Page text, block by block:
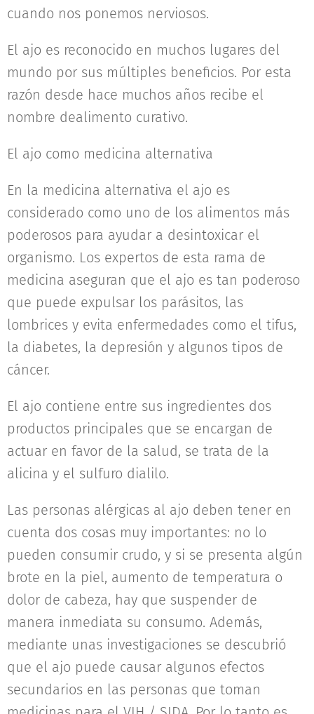
cuando nos ponemos nerviosos.
El ajo es reconocido en muchos lugares del
mundo por sus múltiples beneficios. Por esta
razón desde hace muchos años recibe el
nombre dealimento curativo.
El ajo como medicina alternativa
En la medicina alternativa el ajo es
considerado como uno de los alimentos más
poderosos para ayudar a desintoxicar el
organismo. Los expertos de esta rama de
medicina aseguran que el ajo es tan poderoso
que puede expulsar los parásitos, las
lombrices y evita enfermedades como el tifus,
la diabetes, la depresión y algunos tipos de
cáncer.
El ajo contiene entre sus ingredientes dos
productos principales que se encargan de
actuar en favor de la salud, se trata de la
alicina y el sulfuro dialilo.
Las personas alérgicas al ajo deben tener en
cuenta dos cosas muy importantes: no lo
pueden consumir crudo, y si se presenta algún
brote en la piel, aumento de temperatura o
dolor de cabeza, hay que suspender de
manera inmediata su consumo. Además,
mediante unas investigaciones se descubrió
que el ajo puede causar algunos efectos
secundarios en las personas que toman